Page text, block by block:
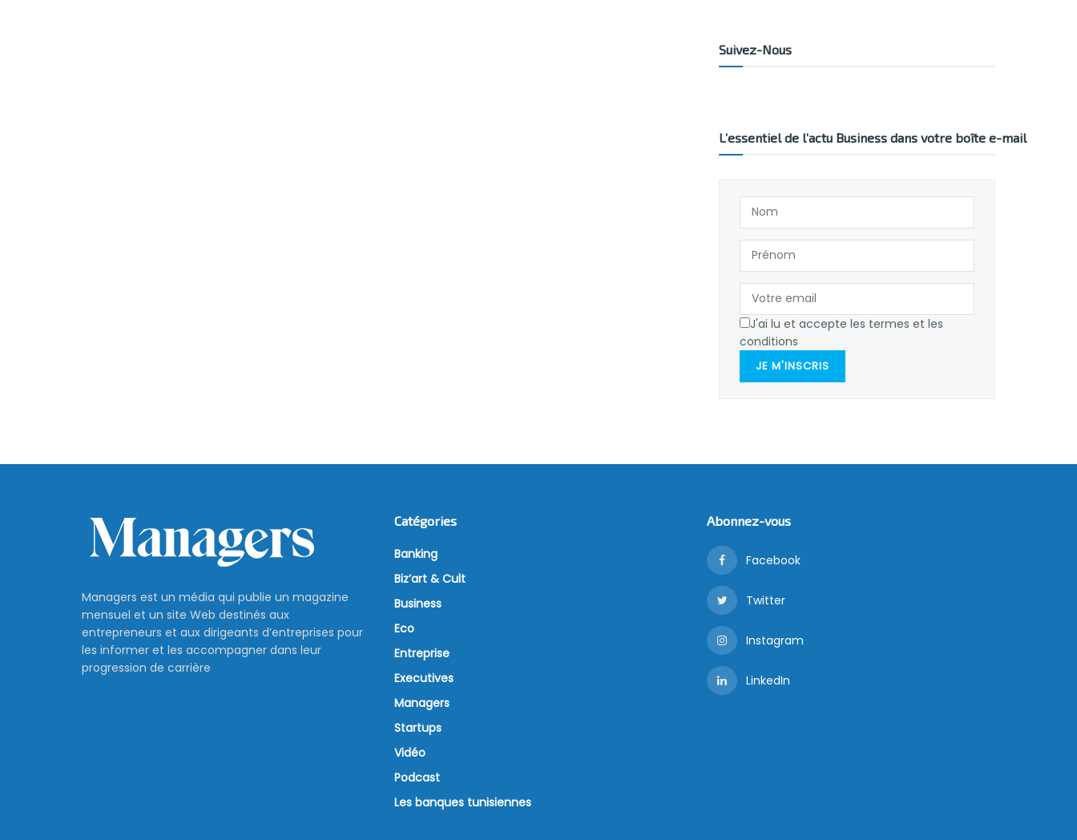
Suivez-Nous
L’essentiel de l’actu Business dans votre boîte e-mail
J'ai lu et accepte les termes et les
conditions
JE M'INSCRIS
Managers est un média qui publie un magazine
mensuel et un site Web destinés aux
entrepreneurs et aux dirigeants d’entreprises pour
les informer et les accompagner dans leur
progression de carrière
Catégories
Banking
Biz’art & Cult
Business
Eco
Entreprise
Executives
Managers
Startups
Vidéo
Podcast
Les banques tunisiennes
Abonnez-vous
Facebook
Twitter
Instagram
LinkedIn